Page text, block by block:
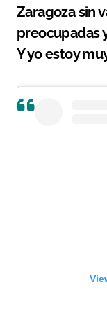
Zaragoza sin
preocupadas
Y yo estoy